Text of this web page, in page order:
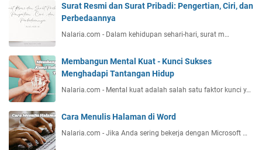
Surat Resmi dan Surat Pribadi: Pengertian, Ciri, dan
Perbedaannya
Nalaria.com - Dalam kehidupan sehari-hari, surat m…
Membangun Mental Kuat - Kunci Sukses
Menghadapi Tantangan Hidup
Nalaria.com - Mental kuat adalah salah satu faktor kunci y…
Cara Menulis Halaman di Word
Nalaria.com - Jika Anda sering bekerja dengan Microsoft …